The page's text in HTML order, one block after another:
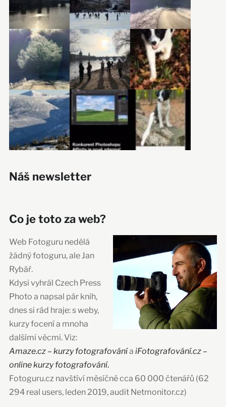
Náš newsletter
Co je toto za web?
Web Fotoguru nedělá
žádný fotoguru, ale Jan
Rybář.
Kdysi vyhrál Czech Press
Photo a napsal pár knih,
dnes si rád hraje: s weby,
kurzy focení a mnoha
dalšími věcmi. Viz:
Amaze.cz – kurzy fotografovánía iFotografování.cz –
online kurzy fotografování.
Fotoguru.cz navštíví měsíčně cca 60 000 čtenářů (62
294 real users, leden 2019, audit Netmonitor.cz)